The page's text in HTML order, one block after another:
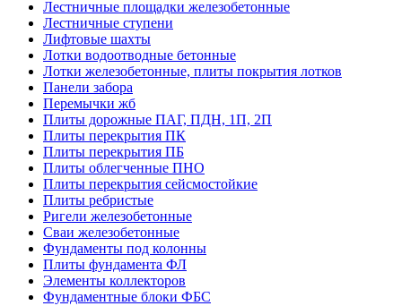
Лестничные площадки железобетонные
Лестничные ступени
Лифтовые шахты
Лотки водоотводные бетонные
Лотки железобетонные, плиты покрытия лотков
Панели забора
Перемычки жб
Плиты дорожные ПАГ, ПДН, 1П, 2П
Плиты перекрытия ПК
Плиты перекрытия ПБ
Плиты облегченные ПНО
Плиты перекрытия сейсмостойкие
Плиты ребристые
Ригели железобетонные
Сваи железобетонные
Фундаменты под колонны
Плиты фундамента ФЛ
Элементы коллекторов
Фундаментные блоки ФБС